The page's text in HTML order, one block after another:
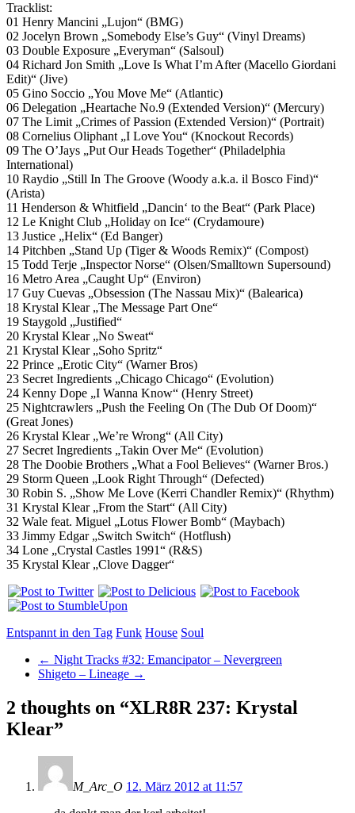
Tracklist:
01 Henry Mancini „Lujon“ (BMG)
02 Jocelyn Brown „Somebody Else’s Guy“ (Vinyl Dreams)
03 Double Exposure „Everyman“ (Salsoul)
04 Richard Jon Smith „Love Is What I’m After (Macello Giordani
Edit)“ (Jive)
05 Gino Soccio „You Move Me“ (Atlantic)
06 Delegation „Heartache No.9 (Extended Version)“ (Mercury)
07 The Limit „Crimes of Passion (Extended Version)“ (Portrait)
08 Cornelius Oliphant „I Love You“ (Knockout Records)
09 The O’Jays „Put Our Heads Together“ (Philadelphia
International)
10 Raydio „Still In The Groove (Woody a.k.a. il Bosco Find)“
(Arista)
11 Henderson & Whitfield „Dancin‘ to the Beat“ (Park Place)
12 Le Knight Club „Holiday on Ice“ (Crydamoure)
13 Justice „Helix“ (Ed Banger)
14 Pitchben „Stand Up (Tiger & Woods Remix)“ (Compost)
15 Todd Terje „Inspector Norse“ (Olsen/Smalltown Supersound)
16 Metro Area „Caught Up“ (Environ)
17 Guy Cuevas „Obsession (The Nassau Mix)“ (Balearica)
18 Krystal Klear „The Message Part One“
19 Staygold „Justified“
20 Krystal Klear „No Sweat“
21 Krystal Klear „Soho Spritz“
22 Prince „Erotic City“ (Warner Bros)
23 Secret Ingredients „Chicago Chicago“ (Evolution)
24 Kenny Dope „I Wanna Know“ (Henry Street)
25 Nightcrawlers „Push the Feeling On (The Dub Of Doom)“
(Great Jones)
26 Krystal Klear „We’re Wrong“ (All City)
27 Secret Ingredients „Takin Over Me“ (Evolution)
28 The Doobie Brothers „What a Fool Believes“ (Warner Bros.)
29 Storm Queen „Look Right Through“ (Defected)
30 Robin S. „Show Me Love (Kerri Chandler Remix)“ (Rhythm)
31 Krystal Klear „From the Start“ (All City)
32 Wale feat. Miguel „Lotus Flower Bomb“ (Maybach)
33 Jimmy Edgar „Switch Switch“ (Hotflush)
34 Lone „Crystal Castles 1991“ (R&S)
35 Krystal Klear „Clove Dagger“
Entspannt in den Tag Funk House Soul
← Night Tracks #32: Emancipator – Nevergreen
Shigeto – Lineage →
2 thoughts on “XLR8R 237: Krystal
Klear”
M_Arc_O 12. März 2012 at 11:57